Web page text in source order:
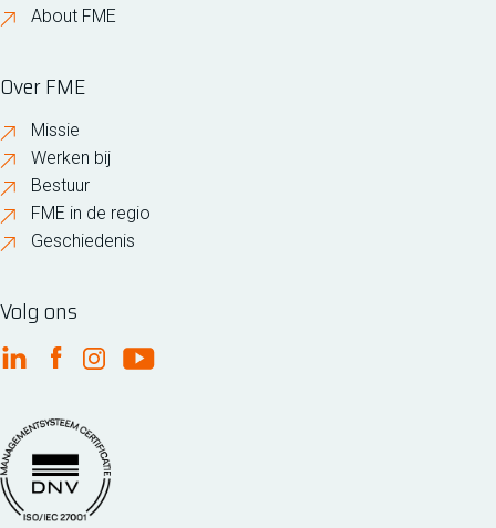
About FME
Over FME
Missie
Werken bij
Bestuur
FME in de regio
Geschiedenis
Volg ons
FME Linkedin
FME Facebook
FME Instagram
FME Youtube